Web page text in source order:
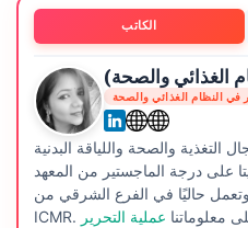
الكاتب
الغذائي والصحة)
في النظام الغذائي والصحة
التغذية والصحة واللياقة البدنية
على درجة الماجستير من المعهد
وتعمل حاليًا في الفرع الشرقي من
ICMR.
معلوماتنا